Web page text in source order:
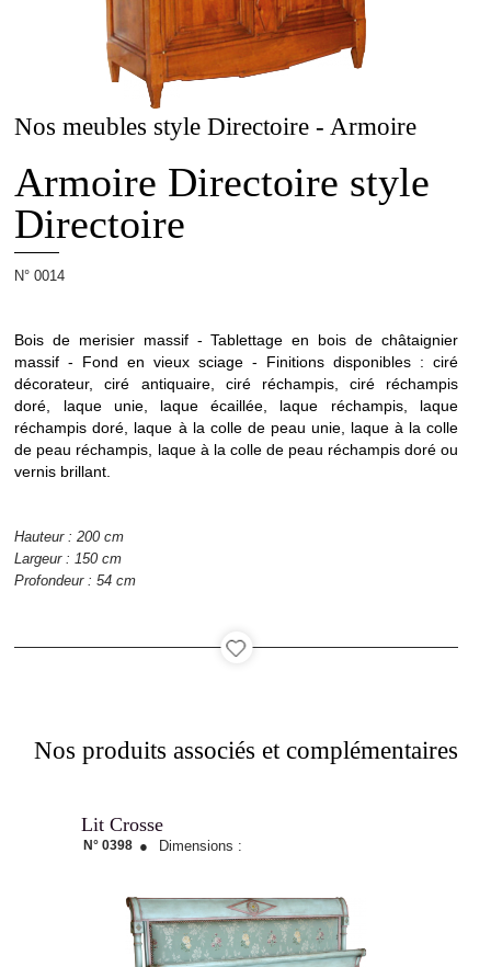
Ébénisterie
Agencement
Catalogue
Recrutement
Nos meubles style Directoire - Armoire
Armoire Directoire style
Directoire
N° 0014
Bois de merisier massif - Tablettage en bois de châtaignier
massif - Fond en vieux sciage - Finitions disponibles : ciré
décorateur, ciré antiquaire, ciré réchampis, ciré réchampis
doré, laque unie, laque écaillée, laque réchampis, laque
réchampis doré, laque à la colle de peau unie, laque à la colle
de peau réchampis, laque à la colle de peau réchampis doré ou
vernis brillant.
Hauteur : 200 cm
Largeur : 150 cm
Profondeur : 54 cm
Nos produits associés et complémentaires
Lit Crosse
N° 0398 ● Dimensions :